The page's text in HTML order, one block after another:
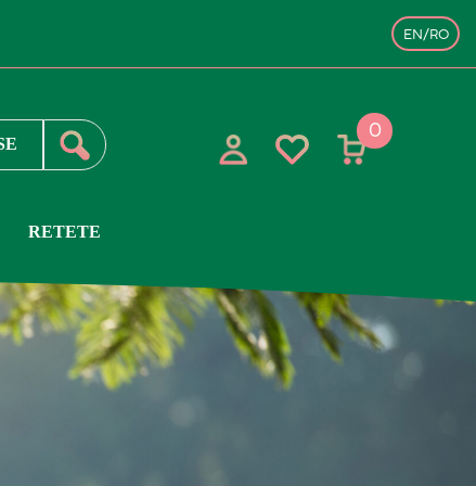
EN/RO
0
RETETE
este ușor tot timpul să fii în echilibru, dar te poți antrena să fii
pentru ca tu și cei dargi să vă bucurați de o stare generală